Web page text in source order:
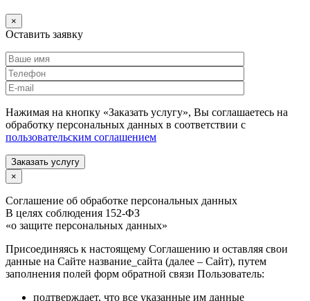
×
Оставить заявку
Нажимая на кнопку «Заказать услугу», Вы соглашаетесь на
обработку персональных данных в соответствии с
пользовательским соглашением
Заказать услугу
×
Соглашение об обработке персональных данных
В целях соблюдения 152-ФЗ
«о защите персональных данных»
Присоединяясь к настоящему Соглашению и оставляя свои
данные на Сайте название_сайта (далее – Сайт), путем
заполнения полей форм обратной связи Пользователь:
подтверждает, что все указанные им данные